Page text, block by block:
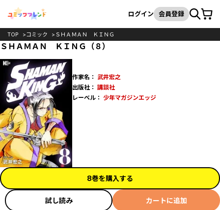
検索
ログイン 会員登録カート
TOP コミック ＳＨＡＭＡＮ ＫＩＮＧ
ＳＨＡＭＡＮ ＫＩＮＧ（８）
作家名： 武井宏之
出版社： 講談社
レーベル： 少年マガジンエッジ
8巻を購入する
試し読み カートに追加